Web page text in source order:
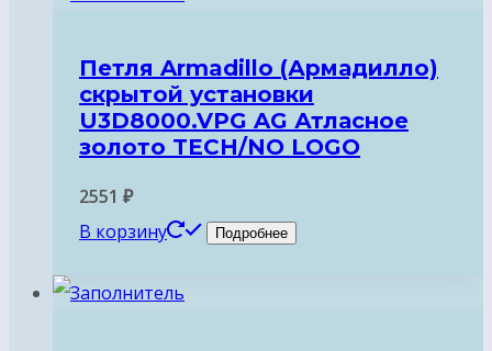
Петля Armadillo (Армадилло)
скрытой установки
U3D8000.VPG AG Атласное
золото TECH/NO LOGO
2551 ₽
В корзину
Подробнее